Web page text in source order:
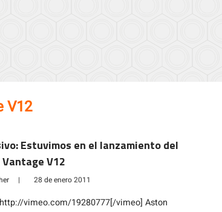
V12
Estuvimos en el lanzamiento del
V12
| 28 de enero 2011
vimeo.com/19280777[/vimeo] Aston